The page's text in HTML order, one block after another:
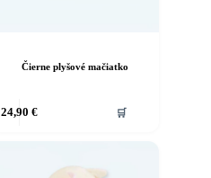
Čierne plyšové mačiatko
24,90 € 🛒